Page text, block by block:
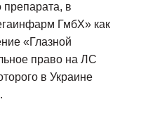
препарата, в
ГмбХ» как
«Глазной
право на ЛС
в Украине